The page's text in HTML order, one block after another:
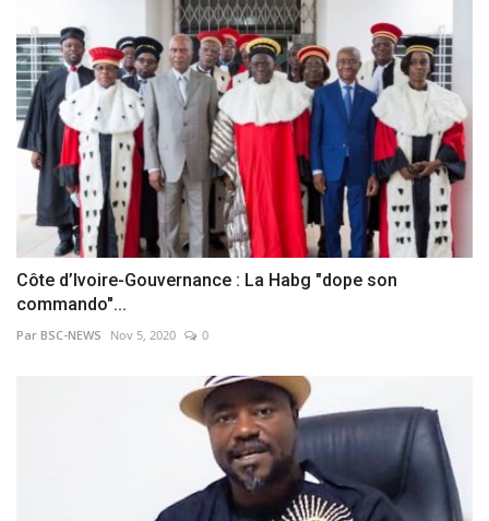
Côte d’Ivoire-Gouvernance : La Habg "dope son
commando"...
Par BSC-NEWS Nov 5, 2020 0